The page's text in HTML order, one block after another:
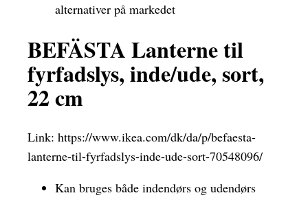
alternativer på markedet
BEFÄSTA Lanterne til
fyrfadslys, inde/ude, sort,
22 cm
Link: https://www.ikea.com/dk/da/p/befaesta-
lanterne-til-fyrfadslys-inde-ude-sort-70548096/
Kan bruges både indendørs og udendørs